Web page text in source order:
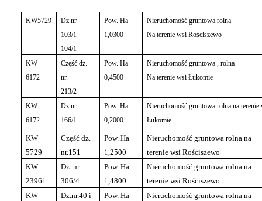
KW5729
Dz.nr
103/1
104/1
Pow. Ha
1,0300
Nieruchomość gruntowa rolna
Na terenie wsi Rościszewo
KW
6172
Część dz.
nr.
213/2
Pow. Ha
0,4500
Nieruchomość gruntowa , rolna
Na terenie wsi Łukomie
KW
6172
Dz.nr.
166/1
Pow. Ha
0,2000
Nieruchomość gruntowa rolna na terenie
Łukomie
KW
5729
Część dz.
nr.151
Pow. Ha
1,2500
Nieruchomość gruntowa rolna na
terenie wsi Rościszewo
KW
23961
Dz. nr.
306/4
Pow. Ha
1,4800
Nieruchomość gruntowa rolna na
terenie wsi Rościszewo
KW
Dz.nr.40 i
Pow. Ha
Nieruchomość gruntowa rolna na